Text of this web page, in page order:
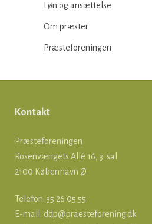
Løn og ansættelse
Om præster
Præsteforeningen
Kontakt
Præsteforeningen
Rosenvængets Allé 16, 3. sal
2100 København Ø
Telefon: 35 26 05 55
E-mail: ddp@praesteforening.dk